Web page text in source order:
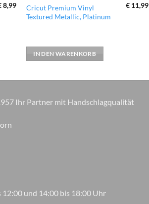
8,99
Cricut Premium Vinyl
Textured Metallic, Platinum
€11,99
IN DEN WARENKORB
Ihr Partner mit Handschlagqualität
und 14:00 bis 18:00 Uhr